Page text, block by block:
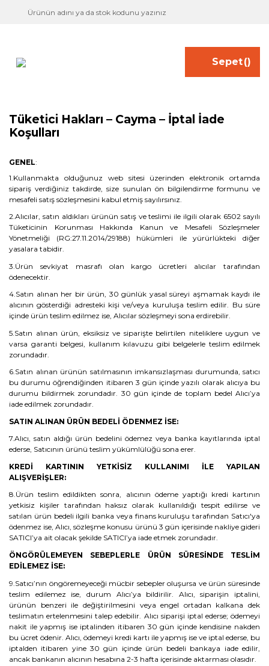
Sepet()
Tüketici Hakları – Cayma – İptal İade
Koşulları
GENEL:
1.Kullanmakta olduğunuz web sitesi üzerinden elektronik ortamda
sipariş verdiğiniz takdirde, size sunulan ön bilgilendirme formunu ve
mesafeli satış sözleşmesini kabul etmiş sayılırsınız.
2.Alıcılar, satın aldıkları ürünün satış ve teslimi ile ilgili olarak 6502 sayılı
Tüketicinin Korunması Hakkında Kanun ve Mesafeli Sözleşmeler
Yönetmeliği (RG:27.11.2014/29188) hükümleri ile yürürlükteki diğer
yasalara tabidir.
3.Ürün sevkiyat masrafı olan kargo ücretleri alıcılar tarafından
ödenecektir.
4.Satın alınan her bir ürün, 30 günlük yasal süreyi aşmamak kaydı ile
alıcının gösterdiği adresteki kişi ve/veya kuruluşa teslim edilir. Bu süre
içinde ürün teslim edilmez ise, Alıcılar sözleşmeyi sona erdirebilir.
5.Satın alınan ürün, eksiksiz ve siparişte belirtilen niteliklere uygun ve
varsa garanti belgesi, kullanım kılavuzu gibi belgelerle teslim edilmek
zorundadır.
6.Satın alınan ürünün satılmasının imkansızlaşması durumunda, satıcı
bu durumu öğrendiğinden itibaren 3 gün içinde yazılı olarak alıcıya bu
durumu bildirmek zorundadır. 30 gün içinde de toplam bedel Alıcı’ya
iade edilmek zorundadır.
SATIN ALINAN ÜRÜN BEDELİ ÖDENMEZ İSE:
7.Alıcı, satın aldığı ürün bedelini ödemez veya banka kayıtlarında iptal
ederse, Satıcının ürünü teslim yükümlülüğü sona erer.
KREDİ KARTININ YETKİSİZ KULLANIMI İLE YAPILAN
ALIŞVERİŞLER:
8.Ürün teslim edildikten sonra, alıcının ödeme yaptığı kredi kartının
yetkisiz kişiler tarafından haksız olarak kullanıldığı tespit edilirse ve
satılan ürün bedeli ilgili banka veya finans kuruluşu tarafından Satıcı'ya
ödenmez ise, Alıcı, sözleşme konusu ürünü 3 gün içerisinde nakliye gideri
SATICI’ya ait olacak şekilde SATICI’ya iade etmek zorundadır.
ÖNGÖRÜLEMEYEN SEBEPLERLE ÜRÜN SÜRESİNDE TESLİM
EDİLEMEZ İSE:
9.Satıcı’nın öngöremeyeceği mücbir sebepler oluşursa ve ürün süresinde
teslim edilemez ise, durum Alıcı’ya bildirilir. Alıcı, siparişin iptalini,
ürünün benzeri ile değiştirilmesini veya engel ortadan kalkana dek
teslimatın ertelenmesini talep edebilir. Alıcı siparişi iptal ederse; ödemeyi
nakit ile yapmış ise iptalinden itibaren 30 gün içinde kendisine nakden
bu ücret ödenir. Alıcı, ödemeyi kredi kartı ile yapmış ise ve iptal ederse, bu
iptalden itibaren yine 30 gün içinde ürün bedeli bankaya iade edilir,
ancak bankanın alıcının hesabına 2-3 hafta içerisinde aktarması olasıdır.